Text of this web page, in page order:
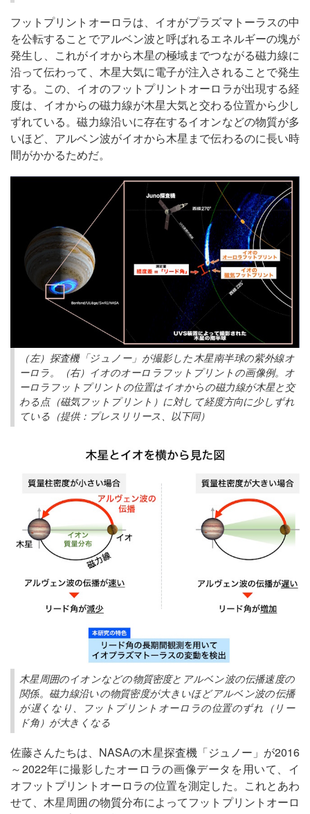
フットプリントオーロラは、イオがプラズマトーラスの中
を公転することでアルベン波と呼ばれるエネルギーの塊が
発生し、これがイオから木星の極域までつながる磁力線に
沿って伝わって、木星大気に電子が注入されることで発生
する。この、イオのフットプリントオーロラが出現する経
度は、イオからの磁力線が木星大気と交わる位置から少し
ずれている。磁力線沿いに存在するイオンなどの物質が多
いほど、アルベン波がイオから木星まで伝わるのに長い時
間がかかるためだ。
（左）探査機「ジュノー」が撮影した木星南半球の紫外線オ
ーロラ。（右）イオのオーロラフットプリントの画像例。オ
ーロラフットプリントの位置はイオからの磁力線が木星と交
わる点（磁気フットプリント）に対して経度方向に少しずれ
ている（提供：プレスリリース、以下同）
木星周囲のイオンなどの物質密度とアルベン波の伝播速度の
関係。磁力線沿いの物質密度が大きいほどアルベン波の伝播
が遅くなり、フットプリントオーロラの位置のずれ（リー
ド角）が大きくなる
佐藤さんたちは、NASAの木星探査機「ジュノー」が2016
～2022年に撮影したオーロラの画像データを用いて、イ
オフットプリントオーロラの位置を測定した。これとあわ
せて、木星周囲の物質分布によってフットプリントオーロ